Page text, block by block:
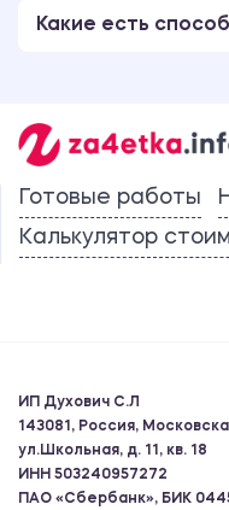
Какие есть
Готовые работы
Калькулятор
ИП Духович С.Л
143081, Россия,
ул.Школьная, д. 11, кв. 18
ИНН 503240957272
ПАО «Сбербанк», БИК